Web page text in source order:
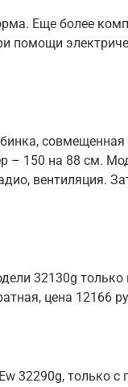
Еще более
помощи
совмещенная
– 150 на 88 см.
вентиляция.
32130g только
цена 12166
32290g, только